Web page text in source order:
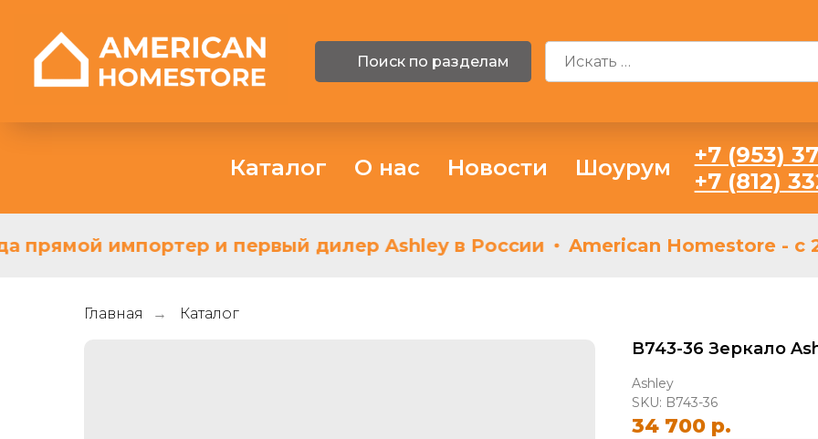
Поиск по разделам
Каталог О нас Новости Шоурум
+7 (953)
+7 (812)
прямой импортер и первый дилер Ashley в России American Homestore - с
Главная → Каталог
B743-36 Зеркало
Ashley
SKU: B743-36
34 700 р.